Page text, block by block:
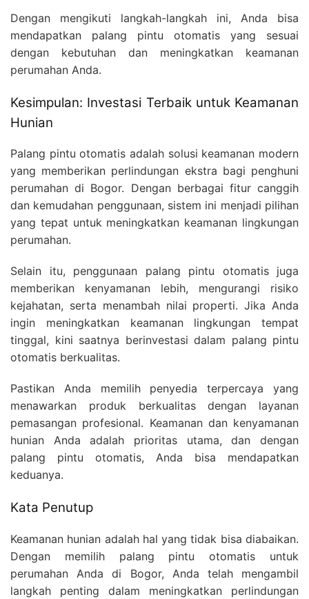
Dengan mengikuti langkah-langkah ini, Anda bisa
mendapatkan palang pintu otomatis yang sesuai
dengan kebutuhan dan meningkatkan keamanan
perumahan Anda.
Kesimpulan: Investasi Terbaik untuk Keamanan
Hunian
Palang pintu otomatis adalah solusi keamanan modern
yang memberikan perlindungan ekstra bagi penghuni
perumahan di Bogor. Dengan berbagai fitur canggih
dan kemudahan penggunaan, sistem ini menjadi pilihan
yang tepat untuk meningkatkan keamanan lingkungan
perumahan.
Selain itu, penggunaan palang pintu otomatis juga
memberikan kenyamanan lebih, mengurangi risiko
kejahatan, serta menambah nilai properti. Jika Anda
ingin meningkatkan keamanan lingkungan tempat
tinggal, kini saatnya berinvestasi dalam palang pintu
otomatis berkualitas.
Pastikan Anda memilih penyedia terpercaya yang
menawarkan produk berkualitas dengan layanan
pemasangan profesional. Keamanan dan kenyamanan
hunian Anda adalah prioritas utama, dan dengan
palang pintu otomatis, Anda bisa mendapatkan
keduanya.
Kata Penutup
Keamanan hunian adalah hal yang tidak bisa diabaikan.
Dengan memilih palang pintu otomatis untuk
perumahan Anda di Bogor, Anda telah mengambil
langkah penting dalam meningkatkan perlindungan